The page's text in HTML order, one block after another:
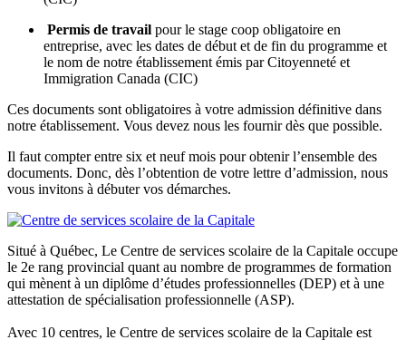
Permis de travail pour le stage coop obligatoire en
entreprise, avec les dates de début et de fin du programme et
le nom de notre établissement émis par Citoyenneté et
Immigration Canada (CIC)
Ces documents sont obligatoires à votre admission définitive dans
notre établissement. Vous devez nous les fournir dès que possible.
Il faut compter entre six et neuf mois pour obtenir l’ensemble des
documents. Donc, dès l’obtention de votre lettre d’admission, nous
vous invitons à débuter vos démarches.
Situé à Québec, Le Centre de services scolaire de la Capitale occupe
le 2e rang provincial quant au nombre de programmes de formation
qui mènent à un diplôme d’études professionnelles (DEP) et à une
attestation de spécialisation professionnelle (ASP).
Avec 10 centres, le Centre de services scolaire de la Capitale est